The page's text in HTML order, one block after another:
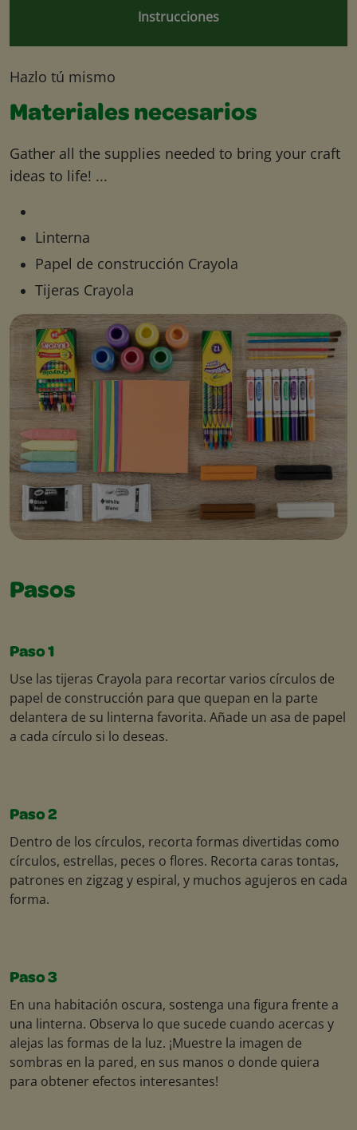
Instrucciones
Hazlo tú mismo
Materiales necesarios
Gather all the supplies needed to bring your craft
ideas to life! ...
Linterna
Papel de construcción Crayola
Tijeras Crayola
Pasos
Paso 1
Use las tijeras Crayola para recortar varios círculos de
papel de construcción para que quepan en la parte
delantera de su linterna favorita. Añade un asa de papel
a cada círculo si lo deseas.
Paso 2
Dentro de los círculos, recorta formas divertidas como
círculos, estrellas, peces o flores. Recorta caras tontas,
patrones en zigzag y espiral, y muchos agujeros en cada
forma.
Paso 3
En una habitación oscura, sostenga una figura frente a
una linterna. Observa lo que sucede cuando acercas y
alejas las formas de la luz. ¡Muestre la imagen de
sombras en la pared, en sus manos o donde quiera
para obtener efectos interesantes!